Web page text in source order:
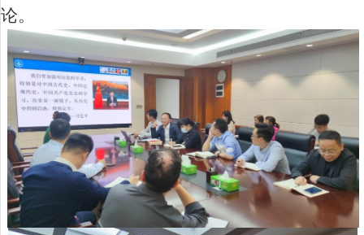
论。